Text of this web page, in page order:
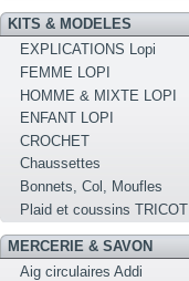
KITS & MODELES
EXPLICATIONS Lopi
FEMME LOPI
HOMME & MIXTE LOPI
ENFANT LOPI
CROCHET
Chaussettes
Bonnets, Col, Moufles
Plaid et coussins TRICOT
MERCERIE & SAVON
Aig circulaires Addi